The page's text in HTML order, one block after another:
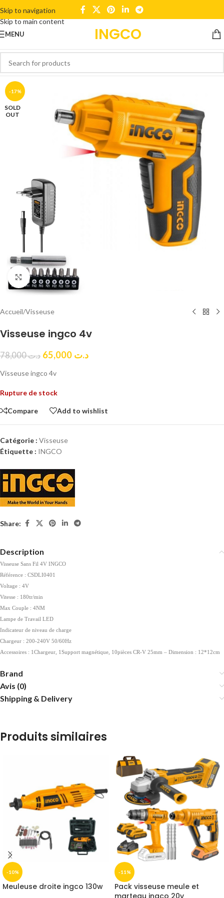
Skip to navigation
Skip to main content
MENU INGCO
-17%
SOLD
OUT
Click to enlarge
Accueil/Visseuse
Visseuse ingco 4v
د.ت78,000 د.ت
Visseuse ingco 4v
Rupture de stock
Compare Add to wishlist
Catégorie : Visseuse
Étiquette : INGCO
Share:
Description
Visseuse Sans Fil 4V INGCO
Référence : CSDLI0401
Voltage : 4V
Vitesse : 180tr/min
Max Couple : 4NM
Lampe de Travail LED
Indicateur de niveau de charge
Chargeur : 200-240V 50/60Hz
Accessoires : 1Chargeur, 1Support magnétique, 10pièces CR-V 25mm – Dimension : 12*12cm
Brand
Avis (0)
Shipping & Delivery
Produits similaires
-10%
Meuleuse droite ingco 130w
-11%
Pack visseuse meule et
marteau ingco 20v